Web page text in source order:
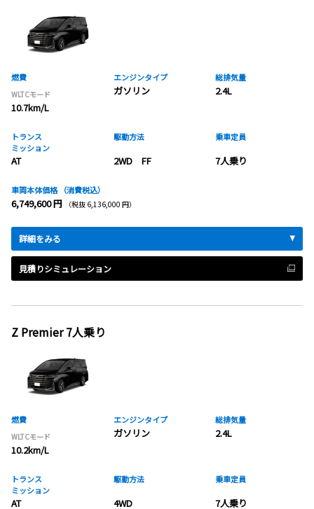
燃費
WLTCモード
10.7km/L
エンジンタイプ
ガソリン
総排気量
2.4L
トランス
ミッション
AT
駆動方法
2WD FF
乗車定員
7人乗り
車両本体価格 （消費税込）
6,749,600 円 （税抜 6,136,000 円）
詳細をみる
見積りシミュレーション
Z Premier 7人乗り
燃費
WLTCモード
10.2km/L
エンジンタイプ
ガソリン
総排気量
2.4L
トランス
ミッション
AT
駆動方法
4WD
乗車定員
7人乗り